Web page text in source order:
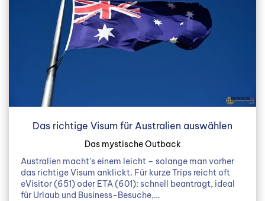
Das richtige Visum für Australien auswählen
Das mystische Outback
Australien macht’s einem leicht – solange man vorher
das richtige Visum anklickt. Für kurze Trips reicht oft
eVisitor (651) oder ETA (601): schnell beantragt, ideal
für Urlaub und Business-Besuche,…